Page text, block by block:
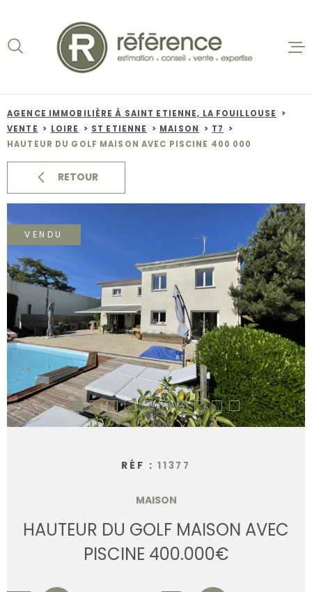
la
recherche
menu
principal
contenu
ACCUEIL
VENTES
NOS
ALERTE
CONTACT
AGENCE IMMOBILIÈRE À SAINT ETIENNE, LA FOUILLOUSE
VENTE
LOIRE ST ETIENNE MAISON
T7
HAUTEUR DU GOLF MAISON AVEC PISCINE 400 000
RETOUR
VENDU
RÉF :11377
MAISON
HAUTEUR DU GOLF MAISON AVEC
PISCINE 400.000€